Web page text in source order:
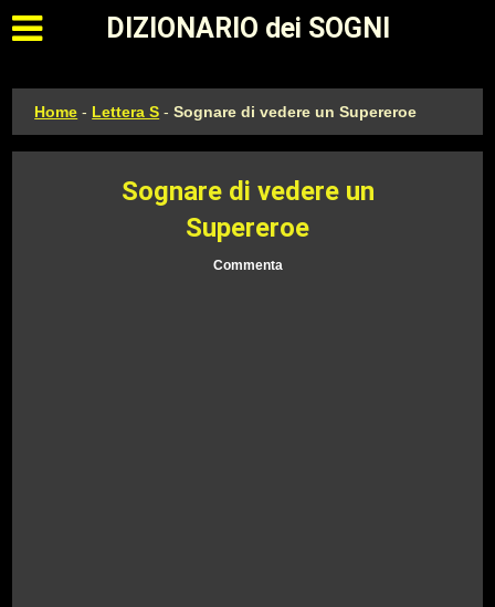
Apri il menu principale
DIZIONARIO dei SOGNI
Home - Lettera S -Sognare di vedere un Supereroe
Sognare di vedere un
Supereroe
Commenta